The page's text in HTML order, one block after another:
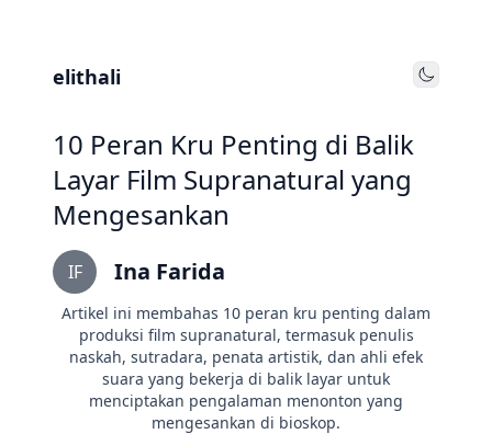
elithali Toggle
10 Peran Kru Penting di Balik
Layar Film Supranatural yang
Mengesankan
IF Ina Farida
Artikel ini membahas 10 peran kru penting dalam
produksi film supranatural, termasuk penulis
naskah, sutradara, penata artistik, dan ahli efek
suara yang bekerja di balik layar untuk
menciptakan pengalaman menonton yang
mengesankan di bioskop.